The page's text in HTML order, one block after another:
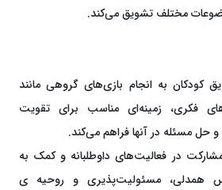
مختلف تشویق می‌کند.
کودکان به انجام بازی‌های گروهی مانند
فکری، زمینه‌ای مناسب برای تقویت
حل مسئله در آنها فراهم می‌کند.
در فعالیت‌های داوطلبانه و کمک به
همدلی، مسئولیت‌پذیری و روحیه ی